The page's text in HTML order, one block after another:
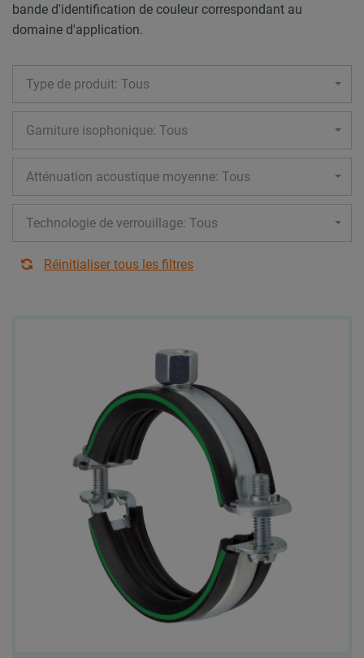
bande d'identification de couleur correspondant au
domaine d'application.
Type de produit: Tous
Garniture isophonique: Tous
Atténuation acoustique moyenne: Tous
Technologie de verrouillage: Tous
Réinitialiser tous les filtres